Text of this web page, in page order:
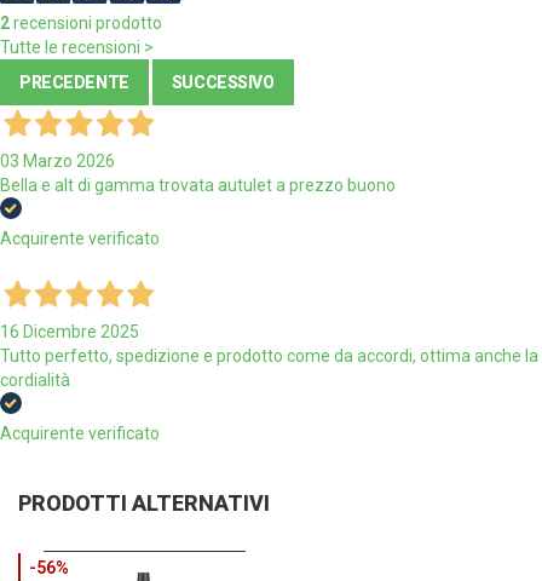
2recensioni prodotto
Tutte le recensioni >
PRECEDENTE
SUCCESSIVO
03 Marzo 2026
Bella e alt di gamma trovata autulet a prezzo buono
Acquirente verificato
16 Dicembre 2025
Tutto perfetto, spedizione e prodotto come da accordi, ottima anche la
cordialità
Acquirente verificato
PRODOTTI ALTERNATIVI
-56%